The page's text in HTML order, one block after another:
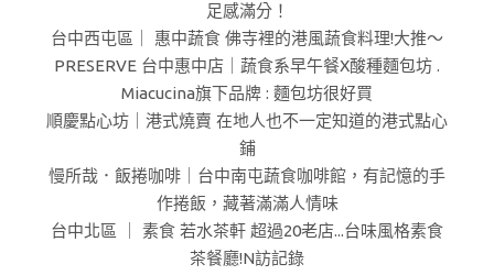
足感滿分！
台中西屯區｜ 惠中蔬食 佛寺裡的港風蔬食料理!大推～
PRESERVE 台中惠中店｜蔬食系早午餐X酸種麵包坊 .
Miacucina旗下品牌 : 麵包坊很好買
順慶點心坊｜港式燒賣 在地人也不一定知道的港式點心
鋪
慢所哉．飯捲咖啡｜台中南屯蔬食咖啡館，有記憶的手
作捲飯，藏著滿滿人情味
台中北區 ｜ 素食 若水茶軒 超過20老店...台味風格素食
茶餐廳!N訪記錄